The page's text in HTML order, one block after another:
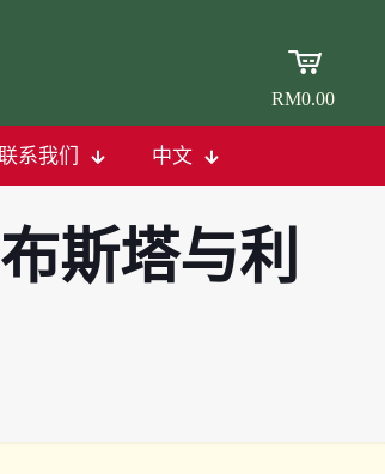
RM0.00
系我们 中文
斯塔与利